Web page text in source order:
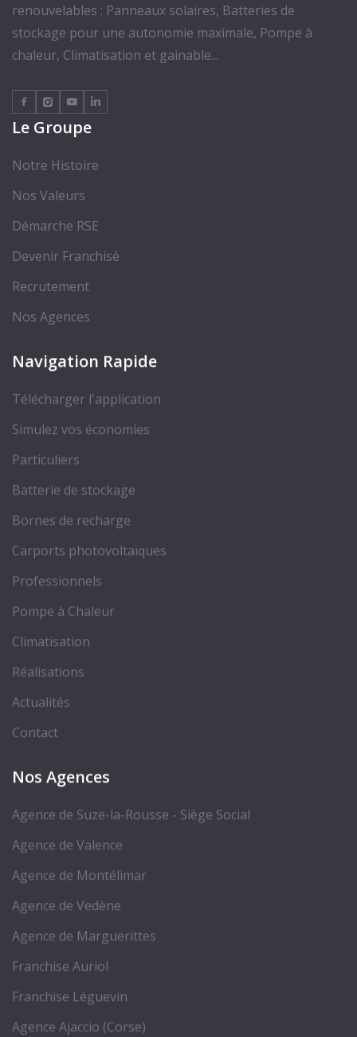
renouvelables : Panneaux solaires, Batteries de
stockage pour une autonomie maximale, Pompe à
chaleur, Climatisation et gainable...
Le Groupe
Notre Histoire
Nos Valeurs
Démarche RSE
Devenir Franchisé
Recrutement
Nos Agences
Navigation Rapide
Télécharger l'application
Simulez vos économies
Particuliers
Batterie de stockage
Bornes de recharge
Carports photovoltaïques
Professionnels
Pompe à Chaleur
Climatisation
Réalisations
Actualités
Contact
Nos Agences
Agence de Suze-la-Rousse - Siège Social
Agence de Valence
Agence de Montélimar
Agence de Vedène
Agence de Marguerittes
Franchise Auriol
Franchise Léguevin
Agence Ajaccio (Corse)